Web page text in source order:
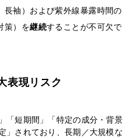
長袖）および紫外線暴露時間の
策）を継続することが不可欠で
表現リスク
「短期間」「特定の成分・背景
」されており、長期／大規模な